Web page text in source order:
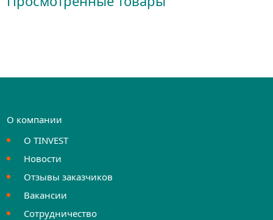
О компании
О TINVEST
Новости
Отзывы заказчиков
Вакансии
Сотрудничество